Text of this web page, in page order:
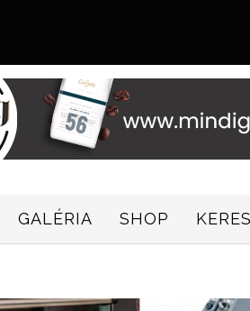
GALÉRIA SHOP